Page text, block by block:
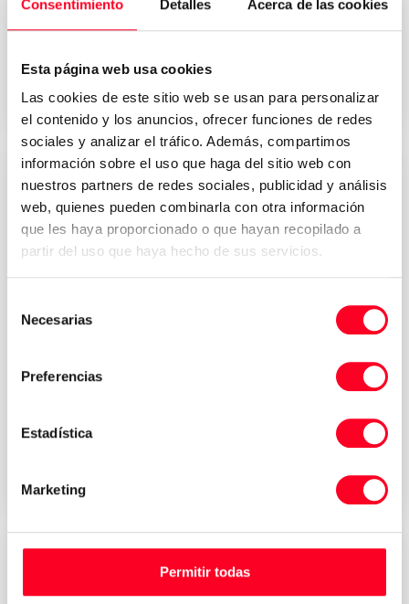
Consentimiento Detalles Acerca de las cookies
Esta página web usa cookies
Las cookies de este sitio web se usan para personalizar
el contenido y los anuncios, ofrecer funciones de redes
sociales y analizar el tráfico. Además, compartimos
información sobre el uso que haga del sitio web con
nuestros partners de redes sociales, publicidad y análisis
web, quienes pueden combinarla con otra información
que les haya proporcionado o que hayan recopilado a
partir del uso que haya hecho de sus servicios.
Necesarias
Preferencias
Estadística
Marketing
Permitir todas
Torni/Torni CNC
2002Italy
MA 600 HB
2005